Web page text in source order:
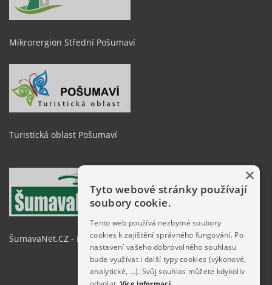
Mikrorergion Střední Pošumaví
Turistická oblast Pošumaví
ŠumavaNet.CZ - informace o regionu
×
Tyto webové stránky používají
soubory cookie.
Tento web používá nezbytné soubory
cookies k zajištění správného fungování. Po
nastavení vašeho dobrovolného souhlasu
bude využívat i další typy cookies (výkonové,
analytické, …). Svůj souhlas můžete kdykoliv